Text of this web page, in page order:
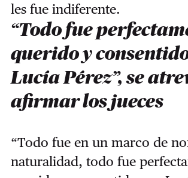
les fue indiferente.
“Todo fue
querido y
Lucía Pérez”, se
afirmar los jueces
“Todo fue en un marco de
naturalidad, todo fue